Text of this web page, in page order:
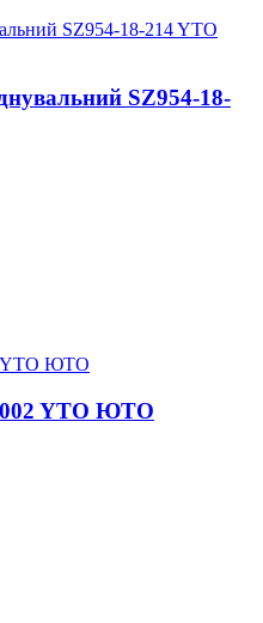
SZ954-18-
YTO ЮТО